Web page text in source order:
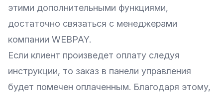
этими дополнительными функциями,
достаточно связаться с менеджерами
компании WEBPAY.
Если клиент произведет оплату следуя
инструкции, то заказ в панели управления
будет помечен оплаченным. Благодаря этому,